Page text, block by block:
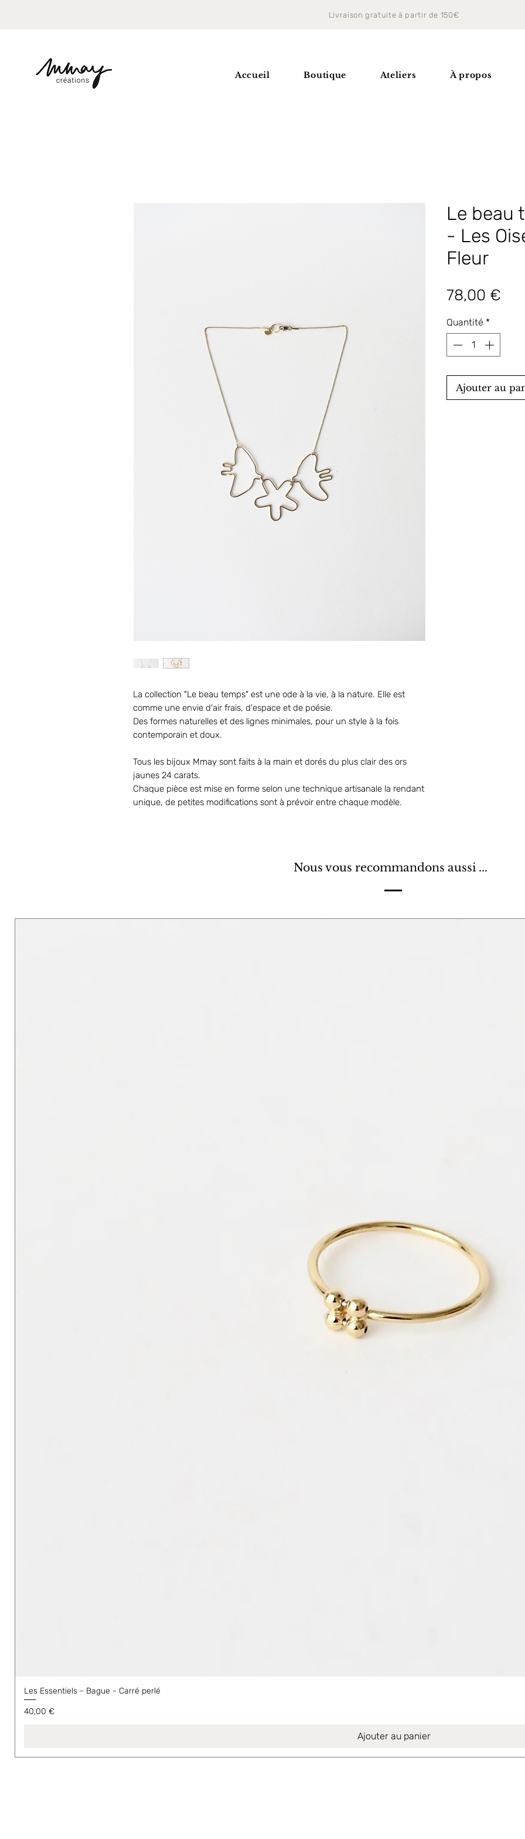
Livraison gratuite à partir de 150€
Accueil Boutique Ateliers À propos
La collection "Le beau temps" est une ode à la vie, à la nature. Elle est
comme une envie d'air frais, d'espace et de poésie.
Des formes naturelles et des lignes minimales, pour un style à la fois
contemporain et doux.
Tous les bijoux Mmay sont faits à la main et dorés du plus clair des ors
jaunes 24 carats.
Chaque pièce est mise en forme selon une technique artisanale la rendant
unique, de petites modifications sont à prévoir entre chaque modèle.
Le beau
- Les
Fleur
78,00 €
Quantité *
Ajouter au
Nous vous recommandons aussi ...
Les Essentiels - Bague - Carré perlé
Prix
40,00 €
Ajouter au panier